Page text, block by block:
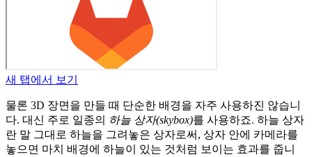
새 탭에서 보기
물론 3D 장면을 만들 때 단순한 배경을 자주 사용하진 않습니
다. 대신 주로 일종의 하늘 상자(skybox)를 사용하죠. 하늘 상자
란 말 그대로 하늘을 그려놓은 상자로써, 상자 안에 카메라를
놓으면 마치 배경에 하늘이 있는 것처럼 보이는 효과를 줍니